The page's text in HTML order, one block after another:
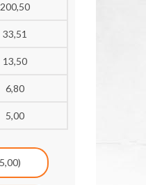
200,50
33,51
13,50
6,80
5,00